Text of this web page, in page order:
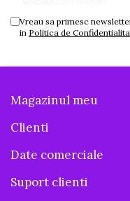
Vreau sa primesc
in Politica de
Magazinul meu
Clienti
Date comerciale
Suport clienti